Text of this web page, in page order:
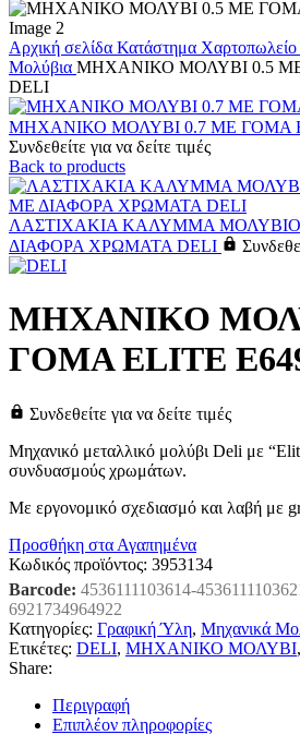
Αρχική σελίδα Κατάστημα Χαρτοπωλείο
Μολύβια ΜΗΧΑΝΙΚΟ ΜΟΛΥΒΙ 0.5 ΜΕ
DELI
ΜΗΧΑΝΙΚΟ ΜΟΛΥΒΙ 0.7 ΜΕ ΓΟΜΑ
Συνδεθείτε για να δείτε τιμές
Back to products
ΛΑΣΤΙΧΑΚΙΑ ΚΑΛΥΜΜΑ
ΔΙΑΦΟΡΑ ΧΡΩΜΑΤΑ DELI
ΜΗΧΑΝΙΚΟ
ΓΟΜΑ ELITE
Συνδεθείτε για να δείτε τιμές
Μηχανικό μεταλλικό μολύβι Deli με
συνδυασμούς χρωμάτων.
Με εργονομικό σχεδιασμό και λαβή με
Προσθήκη στα Αγαπημένα
Κωδικός προϊόντος: 3953134
Barcode: 4536111103614-
6921734964922
Κατηγορίες: Γραφική Ύλη, Μηχανικά
Ετικέτες: DELI, ΜΗΧΑΝΙΚΟ ΜΟΛΥΒΙ,
Share:
Περιγραφή
Επιπλέον πληροφορίες